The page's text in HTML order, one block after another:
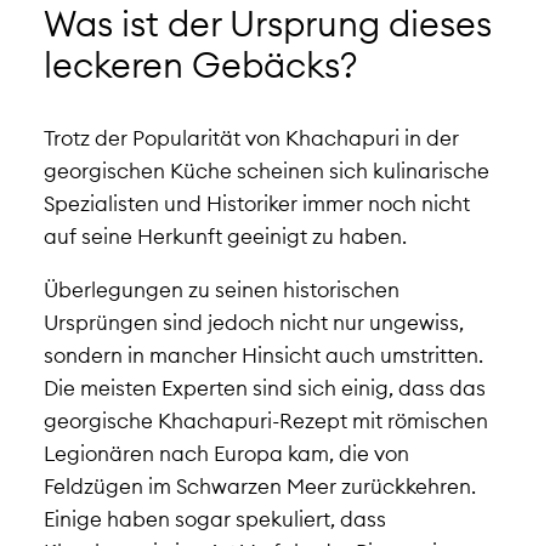
Was ist der Ursprung dieses
leckeren Gebäcks?
Trotz der Popularität von Khachapuri in der
georgischen Küche scheinen sich kulinarische
Spezialisten und Historiker immer noch nicht
auf seine Herkunft geeinigt zu haben.
Überlegungen zu seinen historischen
Ursprüngen sind jedoch nicht nur ungewiss,
sondern in mancher Hinsicht auch umstritten.
Die meisten Experten sind sich einig, dass das
georgische Khachapuri-Rezept mit römischen
Legionären nach Europa kam, die von
Feldzügen im Schwarzen Meer zurückkehren.
Einige haben sogar spekuliert, dass